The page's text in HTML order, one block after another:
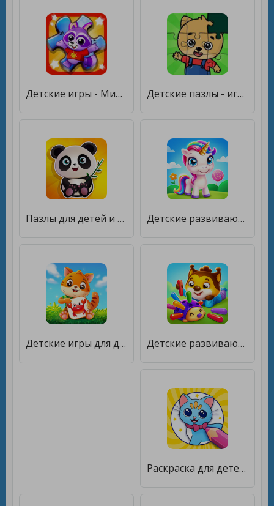
Детские игры - Мир головоломок [Много денег] Детские пазлы - игры для детей [Бесплатные покупки]
Пазлы для детей и малышей 2-5 . Детские игры пазлы [Много монет] Детские развивающие игры ~ Для детей от 2 до 6 лет [Много монет]
Детские игры для детей 2－4 ле‪т [Много монет] Детские развивающие игры для детей и малышей 2,3,4 [Много денег]
Раскраска для детей - легкие детские рисовалки [Много монет]